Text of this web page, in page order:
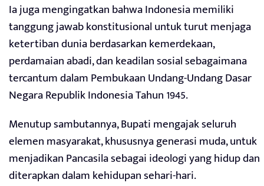
Ia juga mengingatkan bahwa Indonesia memiliki
tanggung jawab konstitusional untuk turut menjaga
ketertiban dunia berdasarkan kemerdekaan,
perdamaian abadi, dan keadilan sosial sebagaimana
tercantum dalam Pembukaan Undang-Undang Dasar
Negara Republik Indonesia Tahun 1945.
Menutup sambutannya, Bupati mengajak seluruh
elemen masyarakat, khususnya generasi muda, untuk
menjadikan Pancasila sebagai ideologi yang hidup dan
diterapkan dalam kehidupan sehari-hari.